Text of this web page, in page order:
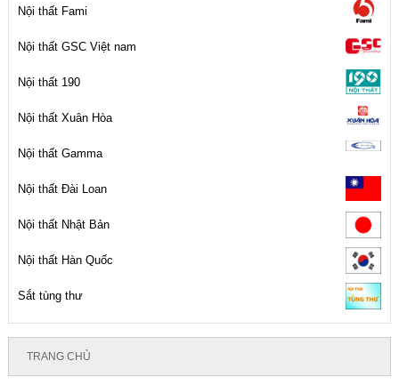
Nội thất Fami
Nội thất GSC Việt nam
Nội thất 190
Nội thất Xuân Hòa
Nội thất Gamma
Nội thất Đài Loan
Nội thất Nhật Bản
Nội thất Hàn Quốc
Sắt tùng thư
TRANG CHỦ